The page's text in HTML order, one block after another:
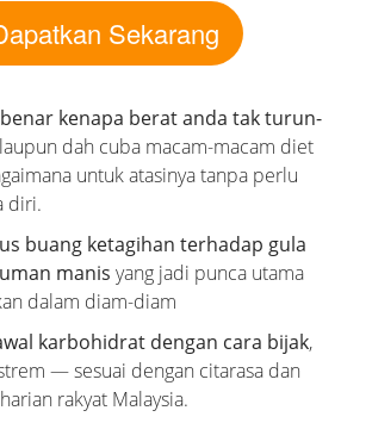
Sekarang
kenapa berat anda tak turun-
dah cuba macam-macam diet
untuk atasinya tanpa perlu
diri.
buang ketagihan terhadap gula
manis yang jadi punca utama
dalam diam-diam
karbohidrat dengan cara bijak,
— sesuai dengan citarasa dan
rakyat Malaysia.